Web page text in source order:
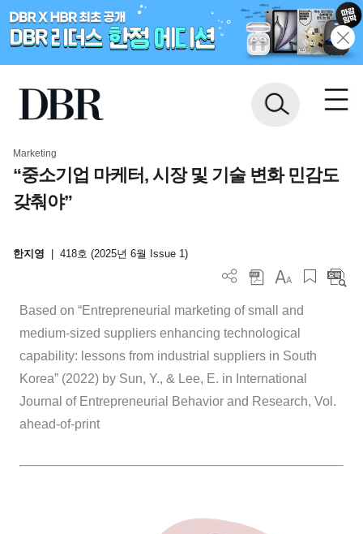
Marketing
“중소기업 마케터, 시장 및 기술 변화 민감도
갖춰야”
한지영 418호 (2025년 6월 Issue 1)
Based on “Entrepreneurial marketing of small and
medium-sized suppliers enhancing technological
capability: lessons from industrial suppliers in South
Korea” (2022) by Sun, Y., & Lee, E. in International
Journal of Entrepreneurial Behavior and Research, Vol.
ahead-of-print